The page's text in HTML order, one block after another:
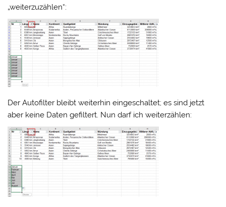
„weiterzuzählen“:
Der Autofilter bleibt weiterhin eingeschaltet; es sind jetzt
aber keine Daten gefiltert. Nun darf ich weiterzählen: